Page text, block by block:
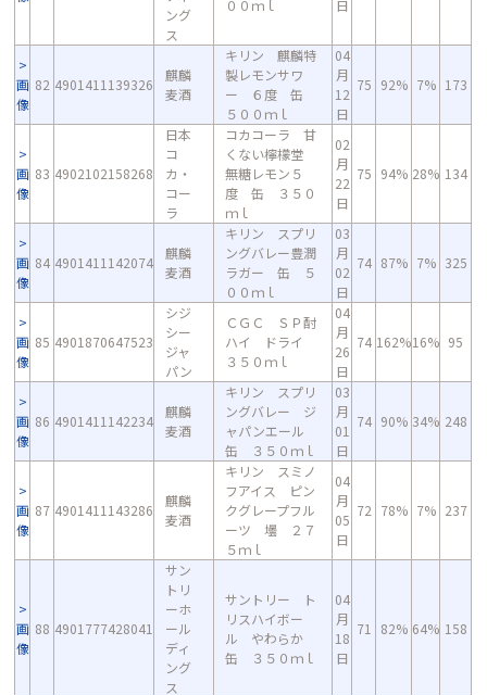
ング
ス
００ｍｌ
日
画
像
82 4901411139326
麒麟
麦酒
キリン 麒麟特
製レモンサワ
ー ６度 缶
５００ｍｌ
04
月
12
日
75 92% 7% 173
画
像
83 4902102158268
日本
コ
カ・
コー
ラ
コカコーラ 甘
くない檸檬堂
無糖レモン５
度 缶 ３５０
ｍｌ
02
月
22
日
75 94% 28% 134
画
像
84 4901411142074
麒麟
麦酒
キリン スプリ
ングバレー豊潤
ラガー 缶 ５
００ｍｌ
03
月
02
日
74 87% 7% 325
画
像
85 4901870647523
シジ
シー
ジャ
パン
ＣＧＣ ＳＰ酎
ハイ ドライ
３５０ｍｌ
04
月
26
日
74 162%16% 95
画
像
86 4901411142234
麒麟
麦酒
キリン スプリ
ングバレー ジ
ャパンエール
缶 ３５０ｍｌ
03
月
01
日
74 90% 34% 248
画
像
87 4901411143286
麒麟
麦酒
キリン スミノ
フアイス ピン
クグレープフル
ーツ 壜 ２７
５ｍｌ
04
月
05
日
72 78% 7% 237
画
像
88 4901777428041
サン
トリ
ーホ
ール
ディ
ング
ス
サントリー ト
リスハイボー
ル やわらか
缶 ３５０ｍｌ
04
月
18
日
71 82% 64% 158